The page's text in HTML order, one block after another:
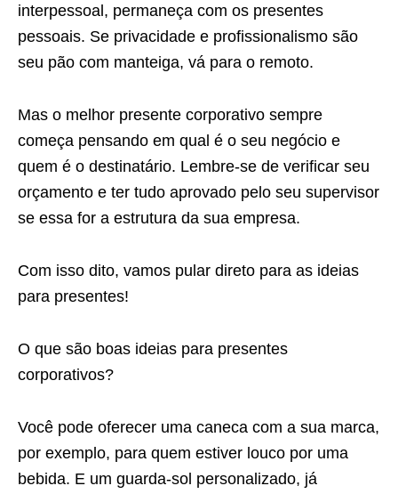
interpessoal, permaneça com os presentes
pessoais. Se privacidade e profissionalismo são
seu pão com manteiga, vá para o remoto.
Mas o melhor presente corporativo sempre
começa pensando em qual é o seu negócio e
quem é o destinatário. Lembre-se de verificar seu
orçamento e ter tudo aprovado pelo seu supervisor
se essa for a estrutura da sua empresa.
Com isso dito, vamos pular direto para as ideias
para presentes!
O que são boas ideias para presentes
corporativos?
Você pode oferecer uma caneca com a sua marca,
por exemplo, para quem estiver louco por uma
bebida. E um guarda-sol personalizado, já